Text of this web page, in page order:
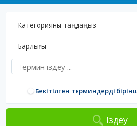
Категорияны таңдаңыз
Барлығы
Бекітілген терминдерді
Іздеу